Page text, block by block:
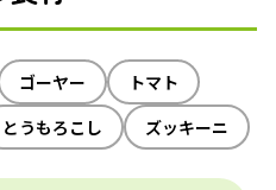
ゴーヤー
トマト
とうもろこし ズッキーニ